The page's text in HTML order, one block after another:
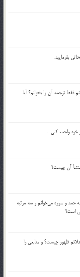
بفرماييد.
فقط ترجمه آن را بخوانم؟ آيا
خود واجب كني…
حمد و سوره مي‌خوانم و سه مرتبه
است؟
ظهور چيست؟ و منابعي را